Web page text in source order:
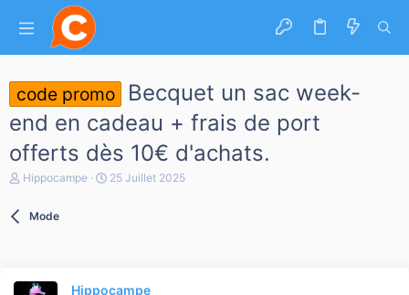
code promo
Becquet un sac week-
end en cadeau + frais de port
offerts dès 10€ d'achats.
A
e
Hippocampe
D
25 Juillet 2025
Mode
Hippocampe